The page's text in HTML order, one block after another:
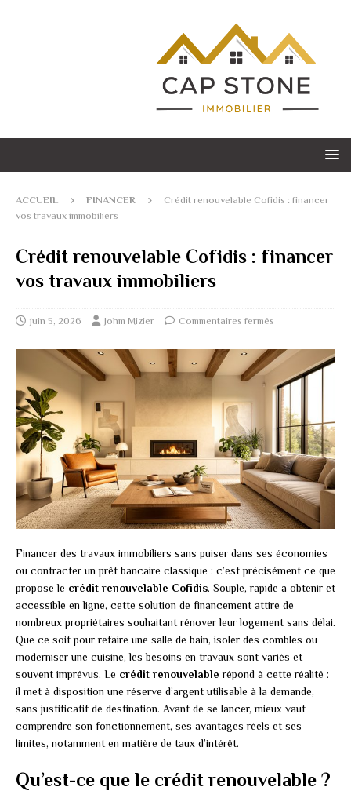
ACCUEIL FINANCER
Crédit renouvelable Cofidis : financer
vos travaux immobiliers
Crédit renouvelable Cofidis : financer
vos travaux immobiliers
juin 5, 2026 Johm Mizier Commentaires fermés
Financer des travaux immobiliers sans puiser dans ses économies
ou contracter un prêt bancaire classique : c’est précisément ce que
propose le crédit renouvelable Cofidis. Souple, rapide à obtenir et
accessible en ligne, cette solution de financement attire de
nombreux propriétaires souhaitant rénover leur logement sans délai.
Que ce soit pour refaire une salle de bain, isoler des combles ou
moderniser une cuisine, les besoins en travaux sont variés et
souvent imprévus. Le crédit renouvelable répond à cette réalité :
il met à disposition une réserve d’argent utilisable à la demande,
sans justificatif de destination. Avant de se lancer, mieux vaut
comprendre son fonctionnement, ses avantages réels et ses
limites, notamment en matière de taux d’intérêt.
Qu’est-ce que le crédit renouvelable ?